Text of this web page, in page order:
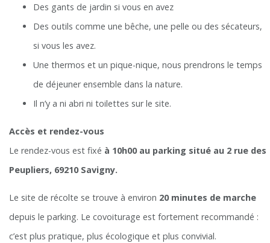
Des gants de jardin si vous en avez
Des outils comme une bêche, une pelle ou des sécateurs,
si vous les avez.
Une thermos et un pique-nique, nous prendrons le temps
de déjeuner ensemble dans la nature.
Il n’y a ni abri ni toilettes sur le site.
Accès et rendez-vous
Le rendez-vous est fixé à 10h00 au parking situé au 2 rue des
Peupliers, 69210 Savigny.
Le site de récolte se trouve à environ 20 minutes de marche
depuis le parking. Le covoiturage est fortement recommandé :
c’est plus pratique, plus écologique et plus convivial.